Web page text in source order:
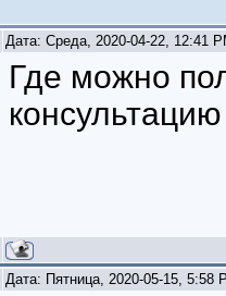
Дата: Среда, 2020-04-22, 12:41
Где можно
Дата: Пятница, 2020-05-15,